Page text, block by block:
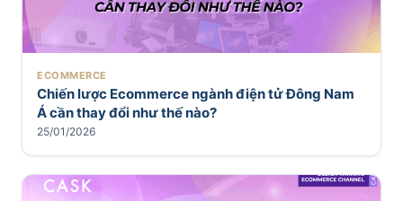
ECOMMERCE
Chiến lược Ecommerce ngành điện tử Đông Nam
Á cần thay đổi như thế nào?
25/01/2026